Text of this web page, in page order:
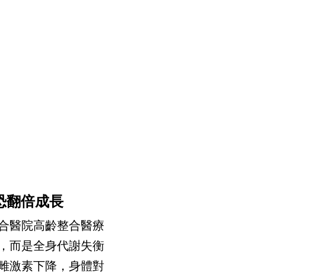
翻倍成長
醫院高齡整合醫療
而是全身代謝失衡
激素下降，身體對